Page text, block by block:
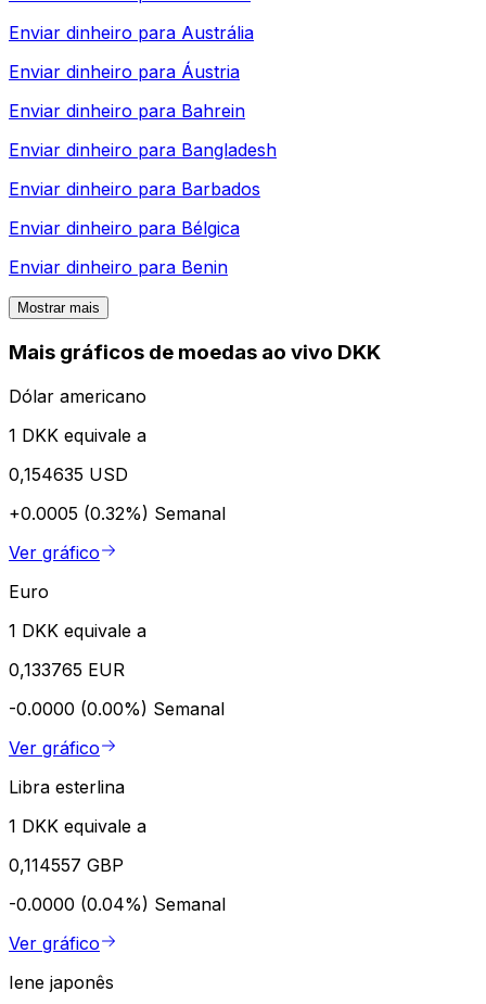
Enviar dinheiro para Austrália
Enviar dinheiro para Áustria
Enviar dinheiro para Bahrein
Enviar dinheiro para Bangladesh
Enviar dinheiro para Barbados
Enviar dinheiro para Bélgica
Enviar dinheiro para Benin
Mostrar mais
Mais gráficos de moedas ao vivo DKK
Dólar americano
1 DKK equivale a
0,154635 USD
+0.0005 (0.32%) Semanal
Ver gráfico
Euro
1 DKK equivale a
0,133765 EUR
-0.0000 (0.00%) Semanal
Ver gráfico
Libra esterlina
1 DKK equivale a
0,114557 GBP
-0.0000 (0.04%) Semanal
Ver gráfico
Iene japonês